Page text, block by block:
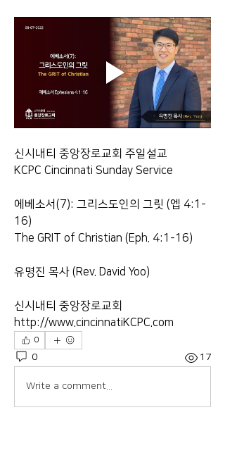
신시내티 중앙장로교회 주일설교
KCPC Cincinnati Sunday Service
에베소서(7): 그리스도인의 그릿 (엡 4:1-
16)
The GRIT of Christian (Eph. 4:1-16)
유명진 목사 (Rev. David Yoo)
신시내티 중앙장로교회
http://www.cincinnatiKCPC.com
0
0 17
Write a comment...